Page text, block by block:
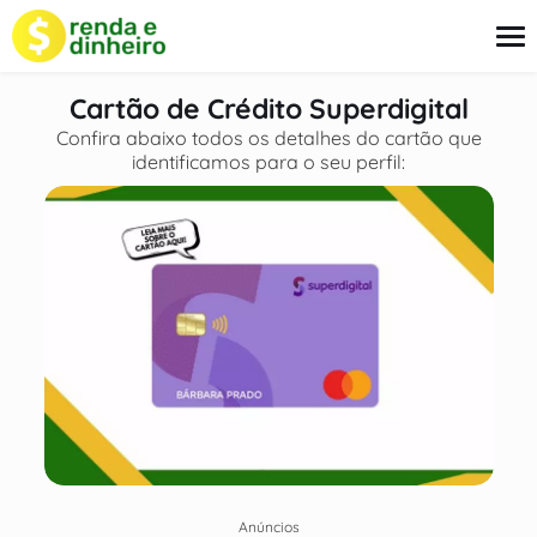
conteúdo
Empréstimo
Cartão
Finanças
Seguros
Cartão de Crédito Superdigital
Confira abaixo todos os detalhes do cartão que
identificamos para o seu perfil:
Anúncios